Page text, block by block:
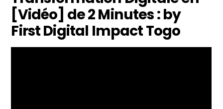
[Vidéo] de 2 Minutes : by
First Digital Impact Togo